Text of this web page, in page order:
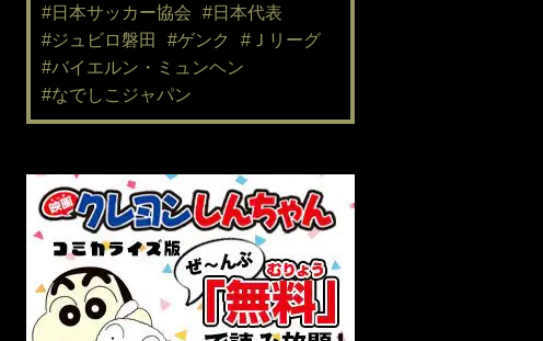
#日本サッカー協会
#日本代表
#ジュビロ磐田
#ゲンク
#Ｊリーグ
#バイエルン・ミュンヘン
#なでしこジャパン